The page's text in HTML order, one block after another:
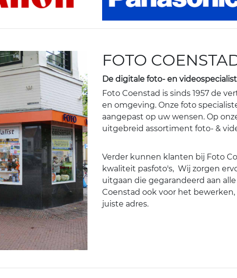
FOTO
De digitale foto- en videospecialist
Foto Coenstad is sinds 1957 de
en omgeving. Onze foto
aangepast op uw wensen. Op
uitgebreid assortiment foto- &
Verder kunnen klanten bij Foto
kwaliteit pasfoto's, Wij zorgen
uitgaan die gegarandeerd aan
Coenstad ook voor het
juiste adres.